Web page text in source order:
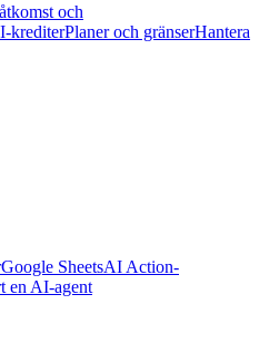
och
krediterPlaner och gränserHantera
Google SheetsAI Action-
en AI-agent